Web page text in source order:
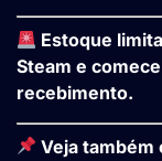
Estoque
Steam e
recebimento.
Veja também